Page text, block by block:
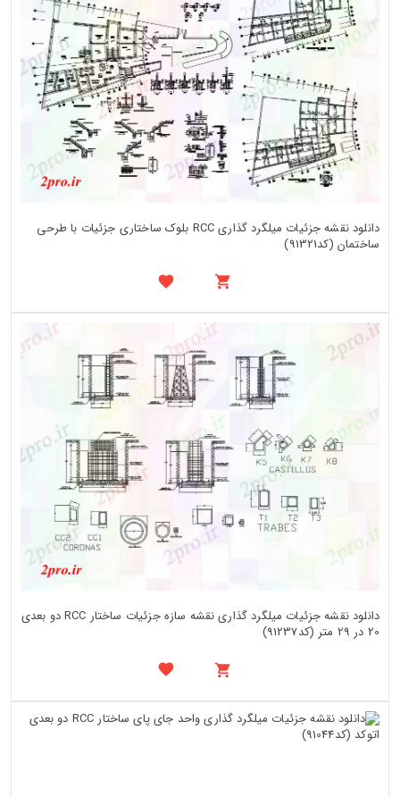
دانلود نقشه جزئیات میلگرد گذاری RCC بلوک ساختاری جزئیات با طرحی
ساختمان (کد91321)
دانلود نقشه جزئیات میلگرد گذاری نقشه سازه جزئیات ساختار RCC دو بعدی
20 در 29 متر (کد91237)